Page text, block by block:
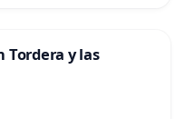
Tordera y las